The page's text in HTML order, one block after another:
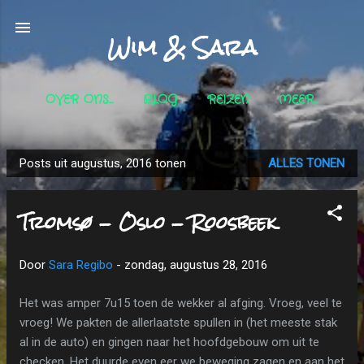
Wim & Sara
OVER ONS... BLOG REIZEN MEER…
P
o
Posts uit augustus, 2016 tonen ALLES TONEN
Tromsø - Oslo - Roosbeek
Door Sara Regibo - zondag, augustus 28, 2016
Het was amper 7u15 toen de wekker al afging. Vroeg, veel te
vroeg! We pakten de allerlaatste spullen in (het meeste stak
al in de auto) en gingen naar het hoofdgebouw om uit te